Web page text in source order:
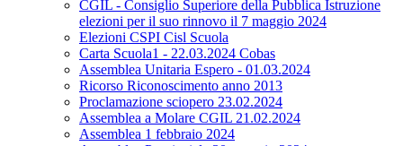
CGIL - Consiglio Superiore della Pubblica Istruzione
elezioni per il suo rinnovo il 7 maggio 2024
Elezioni CSPI Cisl Scuola
Carta Scuola1 - 22.03.2024 Cobas
Assemblea Unitaria Espero - 01.03.2024
Ricorso Riconoscimento anno 2013
Proclamazione sciopero 23.02.2024
Assemblea a Molare CGIL 21.02.2024
Assemblea 1 febbraio 2024